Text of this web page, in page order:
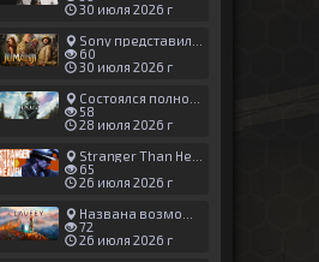
30 июля 2026 г
Sony представила трейлер новой части «Джуманджи»
60
30 июля 2026 г
Состоялся полноценный релиз Halo: Campaign Evolved
58
28 июля 2026 г
Stranger Than Heaven получила новый трейлер с акцентом на жестокие драки
65
26 июля 2026 г
Названа возможная дата выхода God of War: Laufey — 16 февраля 2027 года
72
26 июля 2026 г